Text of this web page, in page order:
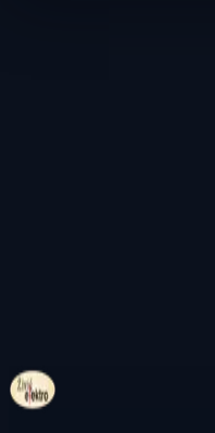
Pregledajte internetsku